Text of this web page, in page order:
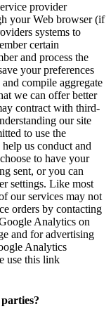
provider
your Web browser (if
systems to
certain
and process the
your preferences
compile aggregate
we can offer better
contract with third-
our site
to use the
us conduct and
to have your
sent, or you can
settings. Like most
our services may not
orders by contacting
Analytics on
and for advertising
Analytics
use this link